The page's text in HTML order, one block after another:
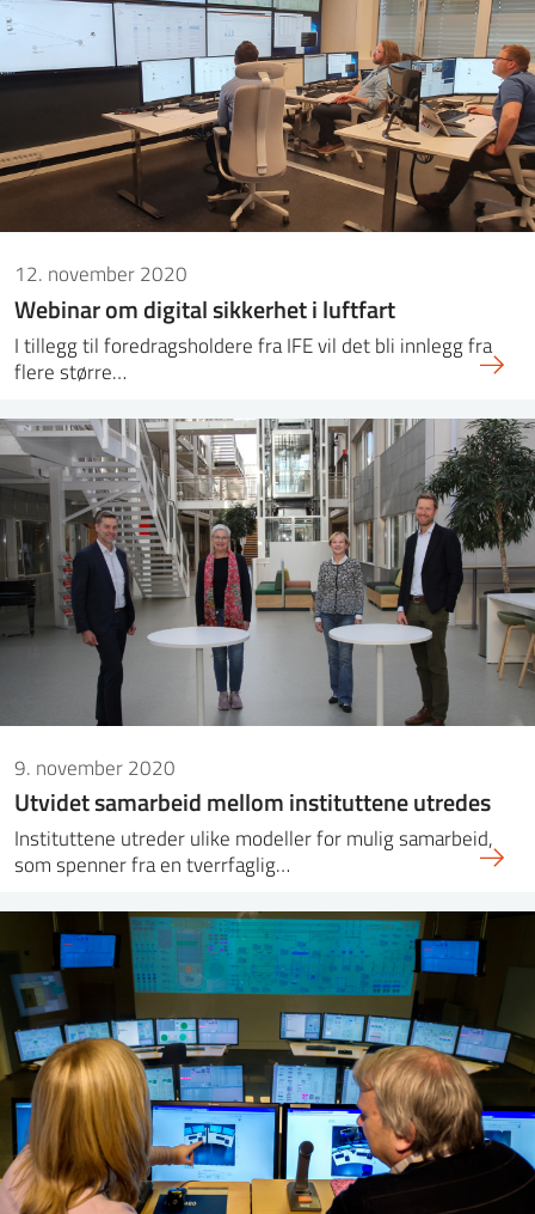
12. november 2020
Webinar om digital sikkerhet i luftfart
I tillegg til foredragsholdere fra IFE vil det bli innlegg fra
flere større…
9. november 2020
Utvidet samarbeid mellom instituttene utredes
Instituttene utreder ulike modeller for mulig samarbeid,
som spenner fra en tverrfaglig…